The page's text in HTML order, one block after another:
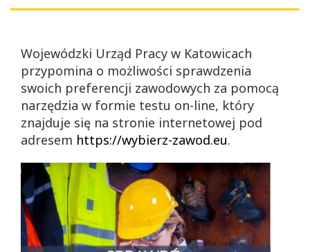
Wojewódzki Urząd Pracy w Katowicach
przypomina o możliwości sprawdzenia
swoich preferencji zawodowych za pomocą
narzędzia w formie testu on-line, który
znajduje się na stronie internetowej pod
adresem https://wybierz-zawod.eu.